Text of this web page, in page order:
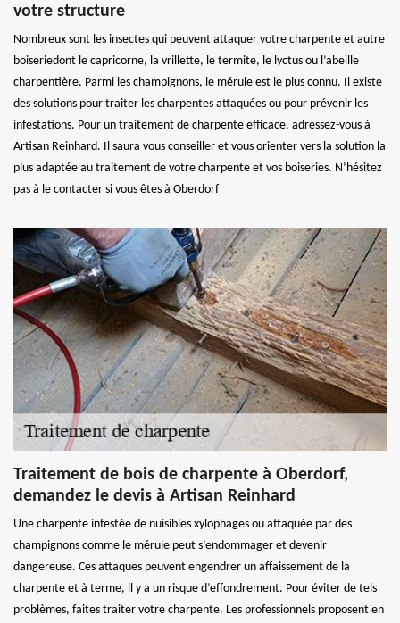
votre structure
Nombreux sont les insectes qui peuvent attaquer votre charpente et autre
boiseriedont le capricorne, la vrillette, le termite, le lyctus ou l’abeille
charpentière. Parmi les champignons, le mérule est le plus connu. Il existe
des solutions pour traiter les charpentes attaquées ou pour prévenir les
infestations. Pour un traitement de charpente efficace, adressez-vous à
Artisan Reinhard. Il saura vous conseiller et vous orienter vers la solution la
plus adaptée au traitement de votre charpente et vos boiseries. N’hésitez
pas à le contacter si vous êtes à Oberdorf
Traitement de bois de charpente à Oberdorf,
demandez le devis à Artisan Reinhard
Une charpente infestée de nuisibles xylophages ou attaquée par des
champignons comme le mérule peut s’endommager et devenir
dangereuse. Ces attaques peuvent engendrer un affaissement de la
charpente et à terme, il y a un risque d’effondrement. Pour éviter de tels
problèmes, faites traiter votre charpente. Les professionnels proposent en